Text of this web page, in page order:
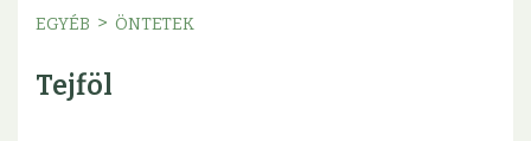
EGYÉB > ÖNTETEK
Tejföl